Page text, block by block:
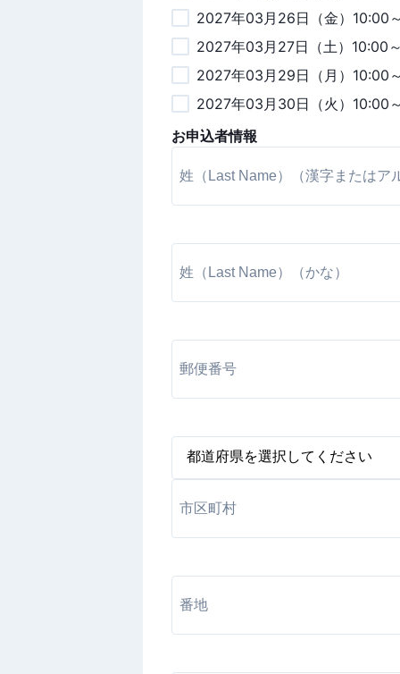
2027年03月26日（金）10:00
2027年03月27日（土）10:00
2027年03月29日（月）10:00
2027年03月30日（火）10:00
お申込者情報